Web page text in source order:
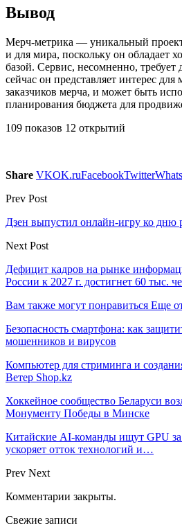
Вывод
Мерч-метрика — уникальный
и для мира, поскольку он обладает
базой. Сервис, несомненно, требует
сейчас он представляет интерес для
заказчиков мерча, и может быть
планирования бюджета для
109 показов 12 открытий
Share VKOK.ruFacebookTwitter
Prev Post
Дзен выпустил онлайн-игру ко дню
Next Post
Дефицит кадров на рынке
России к 2027 г. достигнет 60 тыс.
Вам также могут понравиться Еще
Безопасность смартфона: как
мошенников и вирусов
Компьютер для стриминга и
Ветер Shop.kz
Хоккейное сообщество Беларуси
Монументу Победы в Минске
Китайские AI-команды ищут GPU
ускоряет отток технологий и…
Prev Next
Комментарии закрыты.
Свежие записи